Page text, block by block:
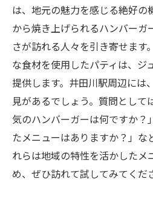
ガーの魅力
駅周辺で立ち寄りた
ト
観光客に人気のハン
香り高いハンバーガ
ド
地元の人々に愛され
特別なひとときを演出
訪れる価値があるハン
は、地元の魅力を感じる絶好の
から焼き上げられるハンバーガ
さが訪れる人々を引き寄せます
な食材を使用したパティは、ジ
提供します。井田川駅周辺には
見があるでしょう。質問として
気のハンバーガーは何ですか？
たメニューはありますか？」な
れらは地域の特性を活かしたメ
め、ぜひ訪れて試してみてくだ